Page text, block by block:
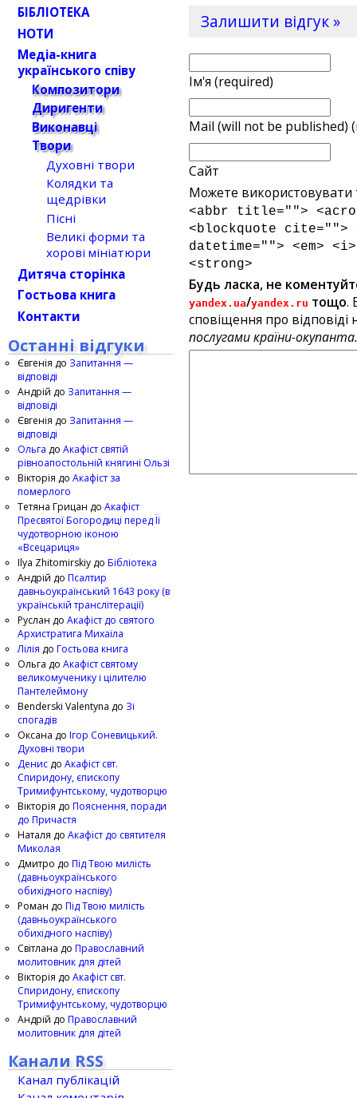
Залишити відгук »
Ім'я (required)
Mail (will not be published)
Сайт
Можете використовувати
<abbr title="">
<blockquote cite="">
datetime=""> <em>
<strong>
Будь ласка, не
yandex.ua/yandex.ru тощо.
сповіщення про відповіді
послугами країни-
БІБЛІОТЕКА
НОТИ
Медіа-книга
українського співу
Композитори
Диригенти
Виконавці
Твори
Духовні твори
Колядки та
щедрівки
Пісні
Великі форми та
хорові мініатюри
Дитяча сторінка
Гостьова книга
Контакти
Останні відгуки
Євгенія до Запитання —
відповіді
Андрій до Запитання —
відповіді
Євгенія до Запитання —
відповіді
Ольга до Акафіст святій
рівноапостольній княгині Ользі
Вікторія до Акафіст за
померлого
Тетяна Грицан до Акафіст
Пресвятої Богородиці перед Її
чудотворною іконою
«Всецариця»
Ilya Zhitomirskiy до Бібліотека
Андрій до Псалтир
давньоукраїнський 1643 року (в
українській транслітерації)
Руслан до Акафіст до святого
Архистратига Михаїла
Лілія до Гостьова книга
Ольга до Акафіст святому
великомученику і цілителю
Пантелеймону
Benderski Valentyna до Зі
спогадів
Оксана до Ігор Соневицький.
Духовні твори
Денис до Акафіст свт.
Спиридону, єпископу
Тримифунтському, чудотворцю
Вікторія до Пояснення, поради
до Причастя
Наталя до Акафіст до святителя
Миколая
Дмитро до Під Твою милість
(давньоукраїнського
обихідного наспіву)
Роман до Під Твою милість
(давньоукраїнського
обихідного наспіву)
Світлана до Православний
молитовник для дітей
Вікторія до Акафіст свт.
Спиридону, єпископу
Тримифунтському, чудотворцю
Андрій до Православний
молитовник для дітей
Канали RSS
Канал публікацій